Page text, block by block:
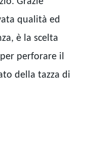
qualità ed
è la scelta
perforare il
della tazza di